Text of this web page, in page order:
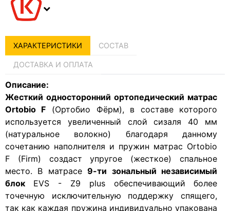
ХАРАКТЕРИСТИКИ СОСТАВ
ДОСТАВКА И ОПЛАТА
Описание:
Жесткий односторонний ортопедический матрас
Ortobio F (Ортобио Фёрм), в составе которого
используется увеличенный слой сизаля 40 мм
(натуральное волокно) благодаря данному
сочетанию наполнителя и пружин матрас Ortobio
F (Firm) создаст упругое (жесткое) спальное
место. В матрасе9-ти зональный независимый
блокEVS - Z9 plus обеспечивающий более
точечную исключительную поддержку спящего,
так как каждая пружина индивидуально упакована